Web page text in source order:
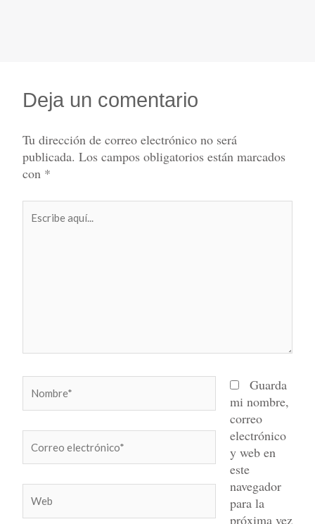
Deja un comentario
Tu dirección de correo electrónico no será
publicada. Los campos obligatorios están marcados
con *
aquí...
electrónico*
Guarda
mi nombre,
correo
electrónico
y web en
este
navegador
para la
próxima vez